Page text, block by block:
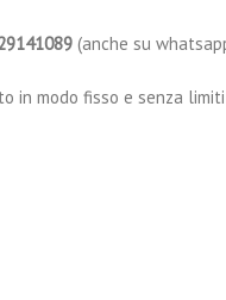
(anche su
modo fisso e senza